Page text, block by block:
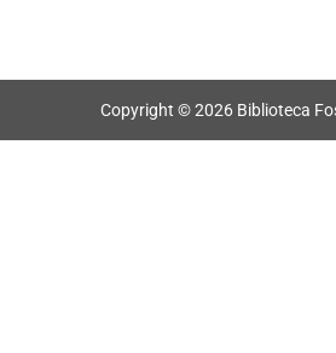
Copyright © 2026 Biblioteca